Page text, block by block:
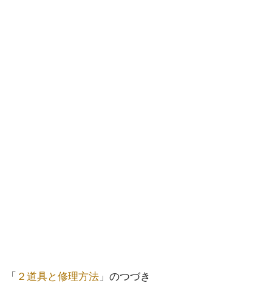
「 ２道具と修理方法 」のつづき